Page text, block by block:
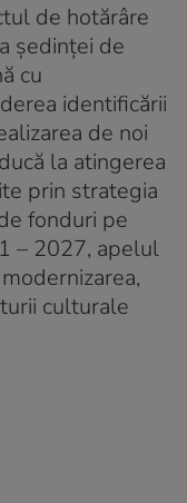
de hotărâre
ședinței de
cu
identificării
de noi
la atingerea
prin strategia
fonduri pe
– 2027, apelul
culturale